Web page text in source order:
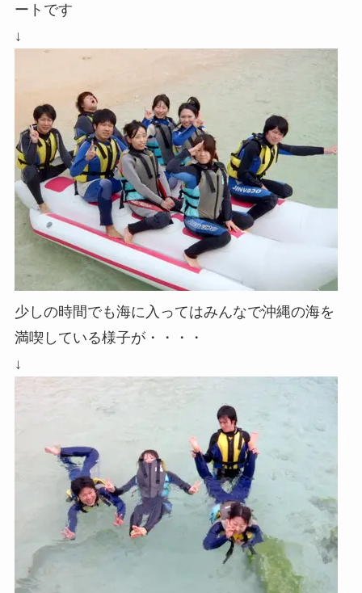
ートです
↓
少しの時間でも海に入ってはみんなで沖縄の海を
満喫している様子が・・・・
↓